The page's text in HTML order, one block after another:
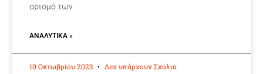
ορισμό των
ΑΝΑΛΥΤΙΚΆ »
10 Οκτωβρίου 2023 Δεν υπάρχουν Σχόλια